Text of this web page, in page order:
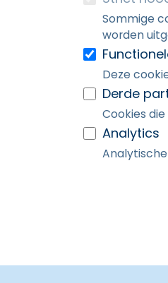
Sommige
worden
Deze
Derde
Cookies
Analytics